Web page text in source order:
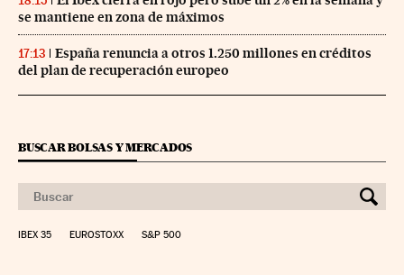
se mantiene en zona de máximos
17:13
España renuncia a otros 1.250 millones en créditos
del plan de recuperación europeo
BUSCAR BOLSAS Y MERCADOS
IBEX 35 EUROSTOXX S&P 500